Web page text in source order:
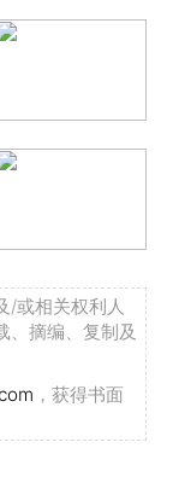
/或相关权利人
、摘编、复制及
，获得书面